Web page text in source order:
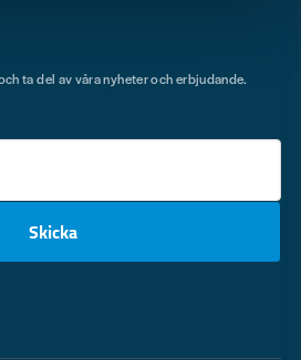
Skicka
ta del av våra nyheter och erbjudande.